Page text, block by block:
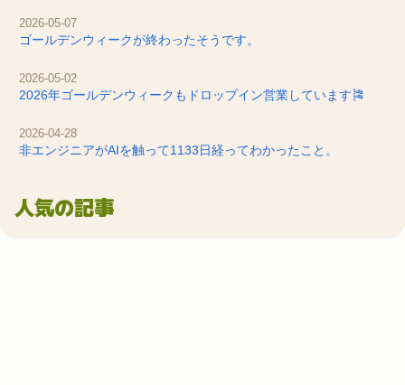
2026-05-07
ゴールデンウィークが終わったそうです。
2026-05-02
2026年ゴールデンウィークもドロップイン営業しています🎏
2026-04-28
非エンジニアがAIを触って1133日経ってわかったこと。
人気の記事